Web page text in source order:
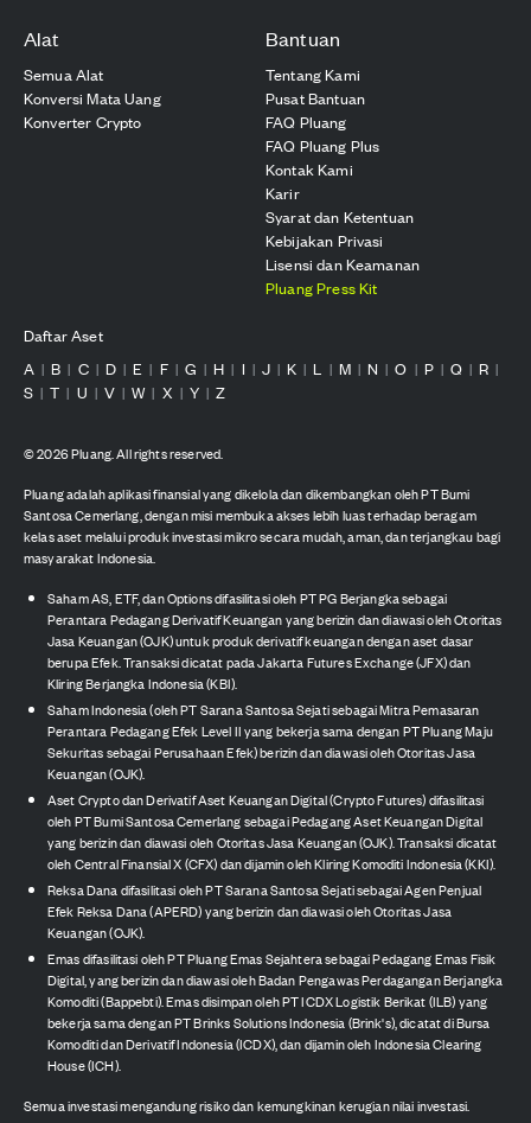
Alat
Semua Alat
Konversi Mata Uang
Konverter Crypto
Bantuan
Tentang Kami
Pusat Bantuan
FAQ Pluang
FAQ Pluang Plus
Kontak Kami
Karir
Syarat dan Ketentuan
Kebijakan Privasi
Lisensi dan Keamanan
Pluang Press Kit
Daftar Aset
A | B | C | D | E | F | G | H | I | J | K | L | M | N | O | P | Q | R |
S | T | U | V | W | X | Y | Z
©2026Pluang. All rights reserved.
Pluang adalah aplikasi finansial yang dikelola dan dikembangkan oleh PT Bumi
Santosa Cemerlang, dengan misi membuka akses lebih luas terhadap beragam
kelas aset melalui produk investasi mikro secara mudah, aman, dan terjangkau bagi
masyarakat Indonesia.
Saham AS, ETF, dan Options difasilitasi oleh PT PG Berjangka sebagai
Perantara Pedagang Derivatif Keuangan yang berizin dan diawasi oleh Otoritas
Jasa Keuangan (OJK) untuk produk derivatif keuangan dengan aset dasar
berupa Efek. Transaksi dicatat pada Jakarta Futures Exchange (JFX) dan
Kliring Berjangka Indonesia (KBI).
Saham Indonesia (oleh PT Sarana Santosa Sejati sebagai Mitra Pemasaran
Perantara Pedagang Efek Level II yang bekerja sama dengan PT Pluang Maju
Sekuritas sebagai Perusahaan Efek) berizin dan diawasi oleh Otoritas Jasa
Keuangan (OJK).
Aset Crypto dan Derivatif Aset Keuangan Digital (Crypto Futures) difasilitasi
oleh PT Bumi Santosa Cemerlang sebagai Pedagang Aset Keuangan Digital
yang berizin dan diawasi oleh Otoritas Jasa Keuangan (OJK). Transaksi dicatat
oleh Central Finansial X (CFX) dan dijamin oleh Kliring Komoditi Indonesia (KKI).
Reksa Dana difasilitasi oleh PT Sarana Santosa Sejati sebagai Agen Penjual
Efek Reksa Dana (APERD) yang berizin dan diawasi oleh Otoritas Jasa
Keuangan (OJK).
Emas difasilitasi oleh PT Pluang Emas Sejahtera sebagai Pedagang Emas Fisik
Digital, yang berizin dan diawasi oleh Badan Pengawas Perdagangan Berjangka
Komoditi (Bappebti). Emas disimpan oleh PT ICDX Logistik Berikat (ILB) yang
bekerja sama dengan PT Brinks Solutions Indonesia (Brink's), dicatat di Bursa
Komoditi dan Derivatif Indonesia (ICDX), dan dijamin oleh Indonesia Clearing
House (ICH).
Semua investasi mengandung risiko dan kemungkinan kerugian nilai investasi.